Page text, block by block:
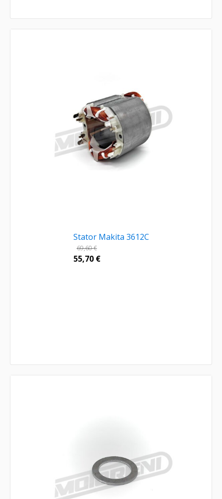
Stator Makita 3612C
69,60€
55,70 €